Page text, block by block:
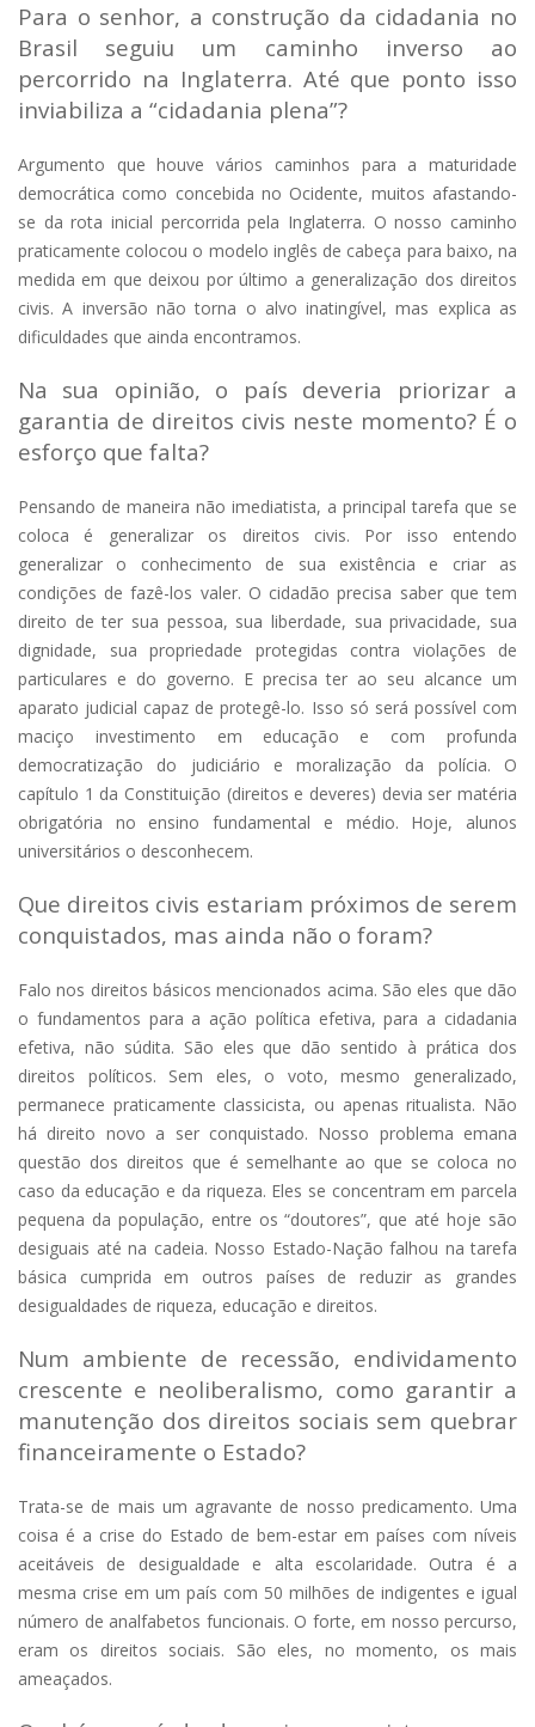
Para o senhor, a construção da cidadania no
Brasil seguiu um caminho inverso ao
percorrido na Inglaterra. Até que ponto isso
inviabiliza a “cidadania plena”?
Argumento que houve vários caminhos para a maturidade
democrática como concebida no Ocidente, muitos afastando-
se da rota inicial percorrida pela Inglaterra. O nosso caminho
praticamente colocou o modelo inglês de cabeça para baixo, na
medida em que deixou por último a generalização dos direitos
civis. A inversão não torna o alvo inatingível, mas explica as
dificuldades que ainda encontramos.
Na sua opinião, o país deveria priorizar a
garantia de direitos civis neste momento? É o
esforço que falta?
Pensando de maneira não imediatista, a principal tarefa que se
coloca é generalizar os direitos civis. Por isso entendo
generalizar o conhecimento de sua existência e criar as
condições de fazê-los valer. O cidadão precisa saber que tem
direito de ter sua pessoa, sua liberdade, sua privacidade, sua
dignidade, sua propriedade protegidas contra violações de
particulares e do governo. E precisa ter ao seu alcance um
aparato judicial capaz de protegê-lo. Isso só será possível com
maciço investimento em educação e com profunda
democratização do judiciário e moralização da polícia. O
capítulo 1 da Constituição (direitos e deveres) devia ser matéria
obrigatória no ensino fundamental e médio. Hoje, alunos
universitários o desconhecem.
Que direitos civis estariam próximos de serem
conquistados, mas ainda não o foram?
Falo nos direitos básicos mencionados acima. São eles que dão
o fundamentos para a ação política efetiva, para a cidadania
efetiva, não súdita. São eles que dão sentido à prática dos
direitos políticos. Sem eles, o voto, mesmo generalizado,
permanece praticamente classicista, ou apenas ritualista. Não
há direito novo a ser conquistado. Nosso problema emana
questão dos direitos que é semelhante ao que se coloca no
caso da educação e da riqueza. Eles se concentram em parcela
pequena da população, entre os “doutores”, que até hoje são
desiguais até na cadeia. Nosso Estado-Nação falhou na tarefa
básica cumprida em outros países de reduzir as grandes
desigualdades de riqueza, educação e direitos.
Num ambiente de recessão, endividamento
crescente e neoliberalismo, como garantir a
manutenção dos direitos sociais sem quebrar
financeiramente o Estado?
Trata-se de mais um agravante de nosso predicamento. Uma
coisa é a crise do Estado de bem-estar em países com níveis
aceitáveis de desigualdade e alta escolaridade. Outra é a
mesma crise em um país com 50 milhões de indigentes e igual
número de analfabetos funcionais. O forte, em nosso percurso,
eram os direitos sociais. São eles, no momento, os mais
ameaçados.